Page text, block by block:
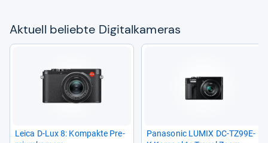
Aktu­ell beliebte Digi­tal­ka­me­ras
Leica D-​Lux 8: Kom­pakte Pre­
Pana­so­nic LUMIX DC-​TZ99E-​